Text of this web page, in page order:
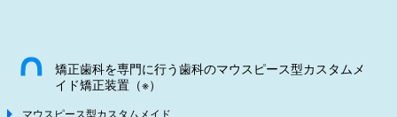
矯正歯科を専門に行う歯科のマウスピース型カスタムメ
イド矯正装置（※）
マウスピース型カスタムメイド